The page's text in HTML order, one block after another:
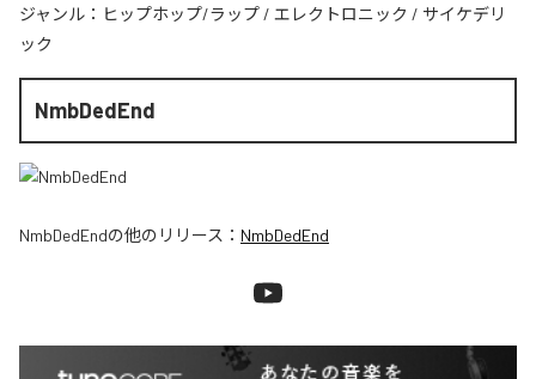
ジャンル： ヒップホップ/ラップ / エレクトロニック / サイケデリ
ック
NmbDedEnd
NmbDedEndの他のリリース： NmbDedEnd